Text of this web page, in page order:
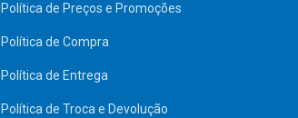
Política de Preços e Promoções
Política de Compra
Política de Entrega
Política de Troca e Devolução